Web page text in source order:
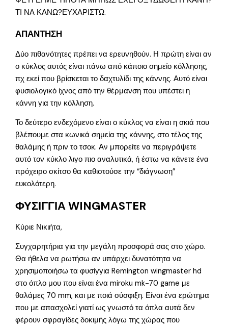
ΤΙ ΝΑ ΚΑΝΩ?ΕΥΧΑΡΙΣΤΩ.
ΑΠΑΝΤΗΣΗ
Δύο πιθανότητες πρέπει να ερευνηθούν. Η πρώτη είναι αν
ο κύκλος αυτός είναι πάνω από κάποιο σημείο κόλλησης,
πχ εκεί που βρίσκεται το δαχτυλίδι της κάννης. Αυτό είναι
φυσιολογικό ίχνος από την θέρμανση που υπέστει η
κάννη για την κόλληση.
Το δεύτερο ενδεχόμενο είναι ο κύκλος να είναι η σκιά που
βλέπουμε στα κωνικά σημεία της κάννης, στο τέλος της
θαλάμης ή πριν το τσοκ. Αν μπορείτε να περιγράψετε
αυτό τον κύκλο λιγο πιο αναλυτικά, ή έστω να κάνετε ένα
πρόχειρο σκίτσο θα καθιστούσε την “διάγνωση”
ευκολότερη.
ΦΥΣΙΓΓΙΑ WINGMASTER
Κύριε Νικιήτα,
Συγχαρητήρια για την μεγάλη προσφορά σας στο χώρο.
Θα ήθελα να ρωτήσω αν υπάρχει δυνατότητα να
χρησιμοποιήσω τα φυσίγγια Remington wingmaster hd
στο όπλο μου που είναι ένα miroku mk-70 game με
θαλάμες 70 mm, και με ποιά σύσφιξη. Είναι ένα ερώτημα
που με απασχολεί γιατί ως γνωστό τα όπλα αυτά δεν
φέρουν σφραγίδες δοκιμής λόγω της χώρας που